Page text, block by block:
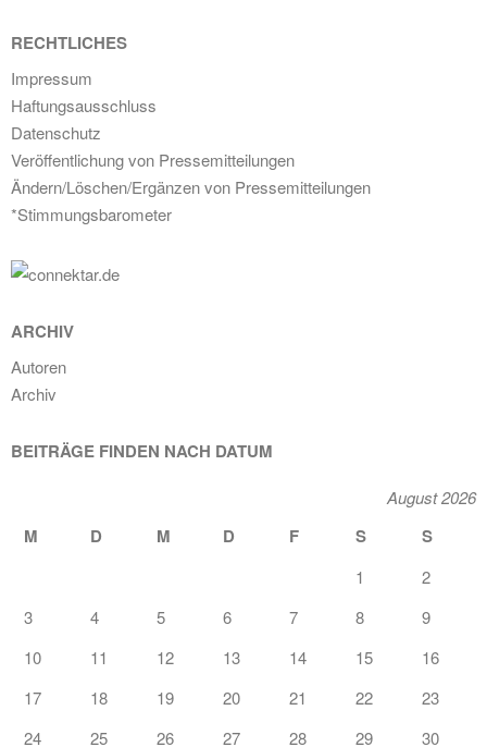
RECHTLICHES
Impressum
Haftungsausschluss
Datenschutz
Veröffentlichung von Pressemitteilungen
Ändern/Löschen/Ergänzen von Pressemitteilungen
*Stimmungsbarometer
ARCHIV
Autoren
Archiv
BEITRÄGE FINDEN NACH DATUM
August 2026
M D M D F S S
1
2
3
4 5 6 7 8
9
10
11 12 13 14 15
16
17
18 19 20 21 22
23
24
25 26 27 28 29 30